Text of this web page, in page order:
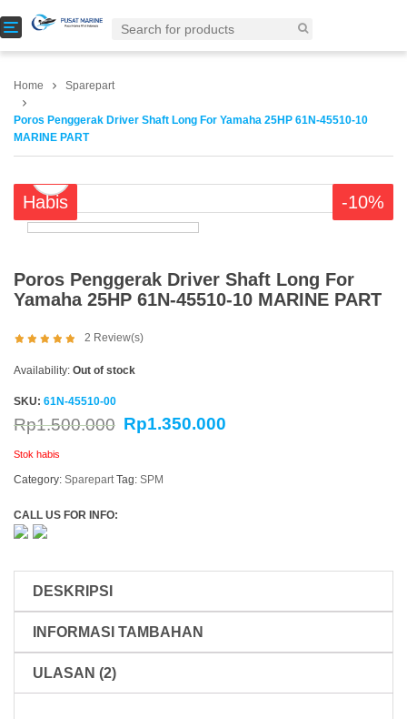
T
g
e
n
a
n
Home Sparepart
Poros Penggerak Driver Shaft Long For Yamaha 25HP 61N-45510-10
MARINE PART
Habis -10%
Poros Penggerak Driver Shaft Long For
Yamaha 25HP 61N-45510-10 MARINE PART
2 Review(s)
Availability: Out of stock
SKU: 61N-45510-00
Rp1.500.000 Rp1.350.000
Stok habis
Category: Sparepart Tag: SPM
CALL US FOR INFO:
DESKRIPSI
INFORMASI TAMBAHAN
ULASAN (2)